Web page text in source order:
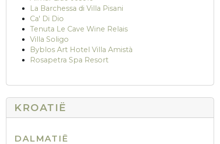
La Barchessa di Villa Pisani
Ca' Di Dio
Tenuta Le Cave Wine Relais
Villa Soligo
Byblos Art Hotel Villa Amistà
Rosapetra Spa Resort
KROATIË
DALMATIË